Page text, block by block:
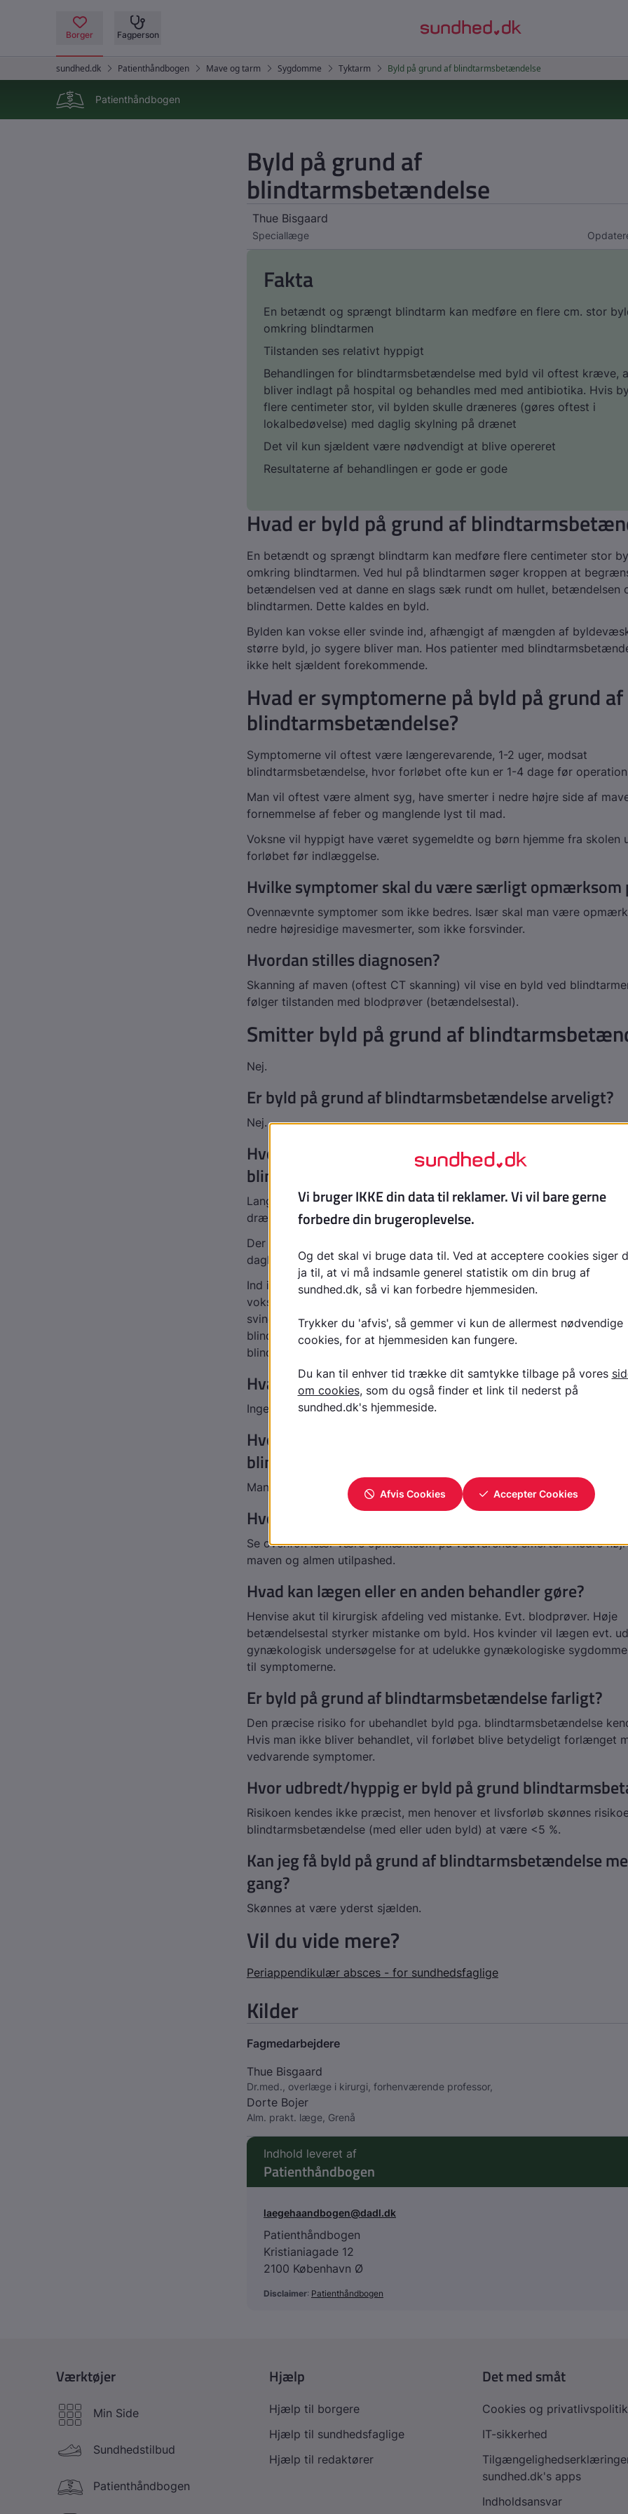
Patienthåndbogen
Byld på grund af
blindtarmsbetændelse
Thue Bisgaard
Speciallæge
Fakta
En betændt og sprængt blindtarm kan medføre en flere cm. stor
omkring blindtarmen
Tilstanden ses relativt hyppigt
Behandlingen for blindtarmsbetændelse med byld vil oftest kræve,
bliver indlagt på hospital og behandles med med antibiotika. Hvis
flere centimeter stor, vil bylden skulle dræneres (gøres oftest i
lokalbedøvelse) med daglig skylning på drænet
Det vil kun sjældent være nødvendigt at blive opereret
Resultaterne af behandlingen er gode er gode
Hvad er byld på grund af
En betændt og sprængt blindtarm kan medføre flere centimeter stor
omkring blindtarmen. Ved hul på blindtarmen søger kroppen at
betændelsen ved at danne en slags sæk rundt om hullet, betændelsen
blindtarmen. Dette kaldes en byld.
Bylden kan vokse eller svinde ind, afhængigt af mængden af
større byld, jo sygere bliver man. Hos patienter med
ikke helt sjældent forekommende.
Hvad er symptomerne på byld på grund af
blindtarmsbetændelse?
Symptomerne vil oftest være længerevarende, 1-2 uger, modsat
blindtarmsbetændelse, hvor forløbet ofte kun er 1-4 dage før
Man vil oftest være alment syg, have smerter i nedre højre side af
fornemmelse af feber og manglende lyst til mad.
Voksne vil hyppigt have været sygemeldte og børn hjemme fra skolen
forløbet før indlæggelse.
Hvilke symptomer skal du være særligt opmærksom
Ovennævnte symptomer som ikke bedres. Især skal man være
nedre højresidige mavesmerter, som ikke forsvinder.
Hvordan stilles diagnosen?
Skanning af maven (oftest CT skanning) vil vise en byld ved
følger tilstanden med blodprøver (betændelsestal).
Smitter byld på grund af
Nej.
Er byld på grund af blindtarmsbetændelse arveligt?
Nej.
Hvordan behandler man byld ved ikke-opereret
blindtarmsbetændelse?
Langt de fleste patienter kan behandles under indlæggelse med
dræn gennem hud og bugvæg ind til bylden. Det anlægges i
Der skylles dagligt på drænet for at skylle rent for pus. Der tages
dagligt for at måle, at betændelsen aftager.
Ind imellem kan man under det akutte forløb få gentagne bylder, og
vokse sig store på trods af tidligere drænage. Efter behandlingen vil
svinde bort hos stort set alle patienter. Man vil kun meget sjældent
blindtarmsbetændelse, og risikoen for igen at få byld på grund af
blindtarmsbetændelse er meget lille.
Hvad kan jeg selv gøre?
Ingenting.
Hvordan undgår jeg at få eller forværre byld pga
blindtarmsbetændelse?
Man kan ikke gøre noget selv.
Hvornår skal jeg søge hjælp?
Se ovenfor. Især være opmærksom på vedvarende smerter i nedre
maven og almen utilpashed.
Hvad kan lægen eller en anden behandler gøre?
Henvise akut til kirurgisk afdeling ved mistanke. Evt. blodprøver. Høje
betændelsestal styrker mistanke om byld. Hos kvinder vil lægen evt.
gynækologisk undersøgelse for at udelukke gynækologiske
til symptomerne.
Er byld på grund af blindtarmsbetændelse farligt?
Den præcise risiko for ubehandlet byld pga. blindtarmsbetændelse
Hvis man ikke bliver behandlet, vil forløbet blive betydeligt forlænget
vedvarende symptomer.
Hvor udbredt/hyppig er byld på grund
Risikoen kendes ikke præcist, men henover et livsforløb skønnes
blindtarmsbetændelse (med eller uden byld) at være <5 %.
Kan jeg få byld på grund af blindtarmsbetændelse
gang?
Skønnes at være yderst sjælden.
Vil du vide mere?
Periappendikulær absces - for sundhedsfaglige
Kilder
Fagmedarbejdere
Thue Bisgaard
Dr.med., overlæge i kirurgi, forhenværende professor,
Dorte Bojer
Alm. prakt. læge, Grenå
Indhold leveret af
Patienthåndbogen
laegehaandbogen@dadl.dk
Patienthåndbogen
Kristianiagade 12
2100 København Ø
Disclaimer: Patienthåndbogen